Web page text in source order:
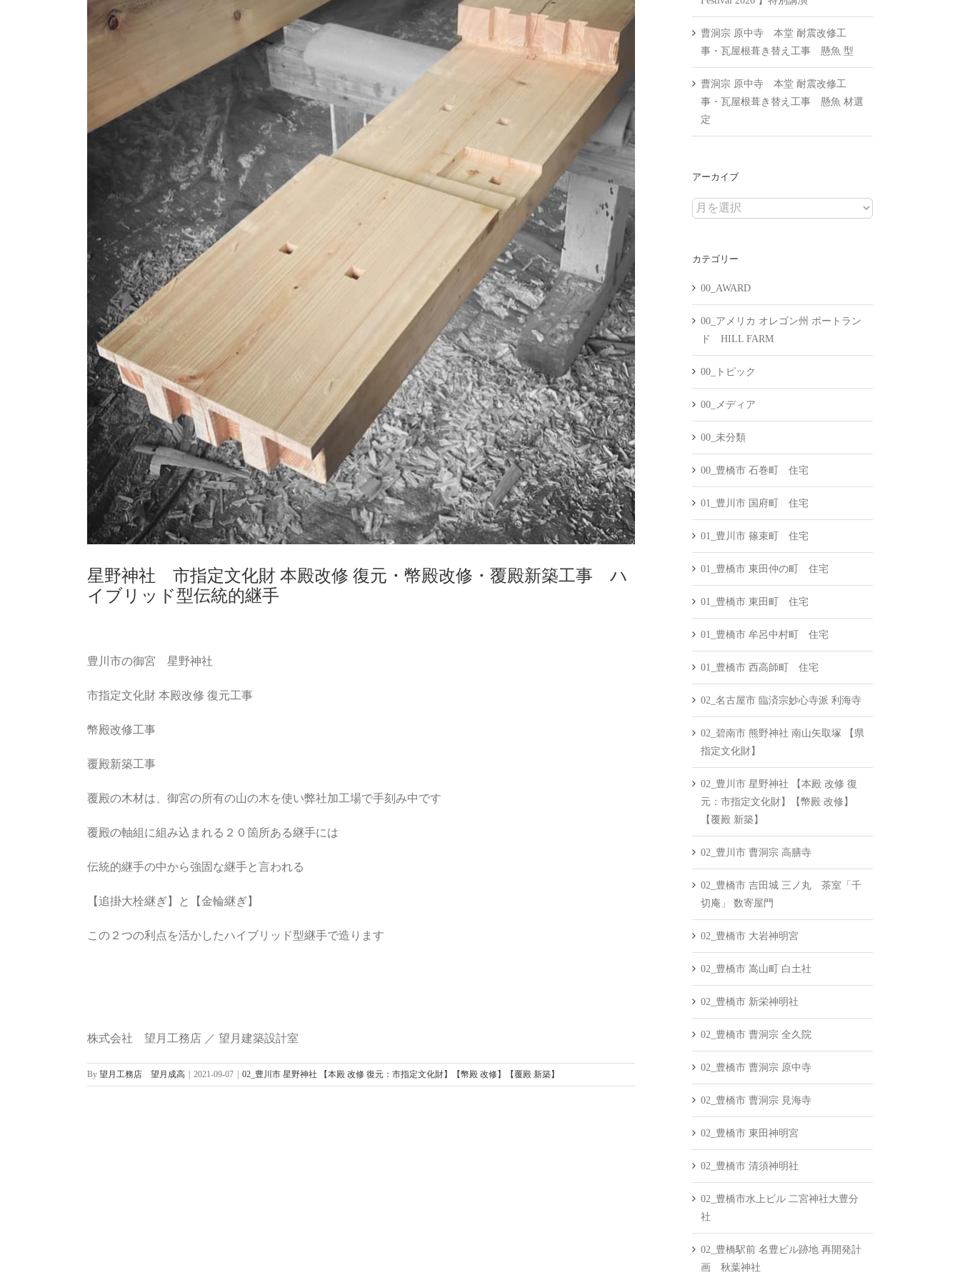
星野神社 市指定文化財 本殿改修 復元・幣殿改修・覆殿新築工事 ハ
イブリッド型伝統的継手
豊川市の御宮 星野神社
市指定文化財 本殿改修 復元工事
幣殿改修工事
覆殿新築工事
覆殿の木材は、御宮の所有の山の木を使い弊社加工場で手刻み中です
覆殿の軸組に組み込まれる２０箇所ある継手には
伝統的継手の中から強固な継手と言われる
【追掛大栓継ぎ】と【金輪継ぎ】
この２つの利点を活かしたハイブリッド型継手で造ります
株式会社 望月工務店 ／ 望月建築設計室
By 望月工務店 望月成高 | 2021-09-07 | 02_豊川市 星野神社 【本殿 改修 復元：市指定文化財】【幣殿 改修】【覆殿 新築】
曹洞宗 原中寺 本堂 耐震改修工
事・瓦屋根葺き替え工事 懸魚 型
曹洞宗 原中寺 本堂 耐震改修工
事・瓦屋根葺き替え工事 懸魚 材選
定
アーカイブ
ア
イ
カテゴリー
00_AWARD
00_アメリカ オレゴン州 ポートラン
ド HILL FARM
00_トピック
00_メディア
00_未分類
00_豊橋市 石巻町 住宅
01_豊川市 国府町 住宅
01_豊川市 篠束町 住宅
01_豊橋市 東田仲の町 住宅
01_豊橋市 東田町 住宅
01_豊橋市 牟呂中村町 住宅
01_豊橋市 西高師町 住宅
02_名古屋市 臨済宗妙心寺派 利海寺
02_碧南市 熊野神社 南山矢取塚 【県
指定文化財】
02_豊川市 星野神社 【本殿 改修 復
元：市指定文化財】【幣殿 改修】
【覆殿 新築】
02_豊川市 曹洞宗 高膳寺
02_豊橋市 吉田城 三ノ丸 茶室「千
切庵」 数寄屋門
02_豊橋市 大岩神明宮
02_豊橋市 嵩山町 白土社
02_豊橋市 新栄神明社
02_豊橋市 曹洞宗 全久院
02_豊橋市 曹洞宗 原中寺
02_豊橋市 曹洞宗 見海寺
02_豊橋市 東田神明宮
02_豊橋市 清須神明社
02_豊橋市水上ビル 二宮神社大豊分
社
02_豊橋駅前 名豊ビル跡地 再開発計
画 秋葉神社